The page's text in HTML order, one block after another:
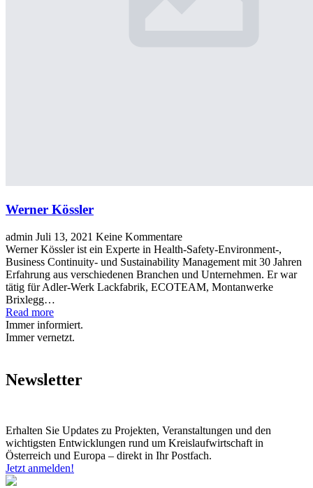
Werner Kössler
admin Juli 13, 2021 Keine Kommentare
Werner Kössler ist ein Experte in Health-Safety-Environment-,
Business Continuity- und Sustainability Management mit 30 Jahren
Erfahrung aus verschiedenen Branchen und Unternehmen. Er war
tätig für Adler-Werk Lackfabrik, ECOTEAM, Montanwerke
Brixlegg…
Read more
Immer informiert.
Immer vernetzt.
Newsletter
Erhalten Sie Updates zu Projekten, Veranstaltungen und den
wichtigsten Entwicklungen rund um Kreislaufwirtschaft in
Österreich und Europa – direkt in Ihr Postfach.
Jetzt anmelden!